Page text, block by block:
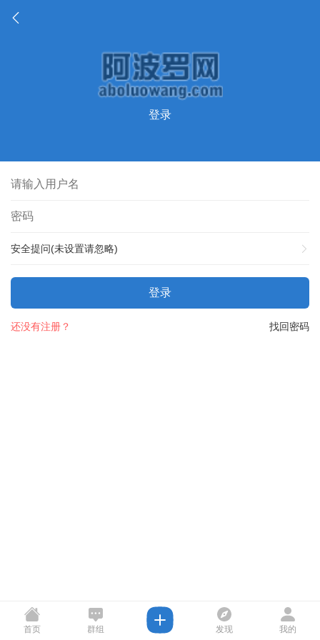
登录
安全提问(未设置请忽略)
登录
找回密码
还没有注册？
首页 群组 发现 我的